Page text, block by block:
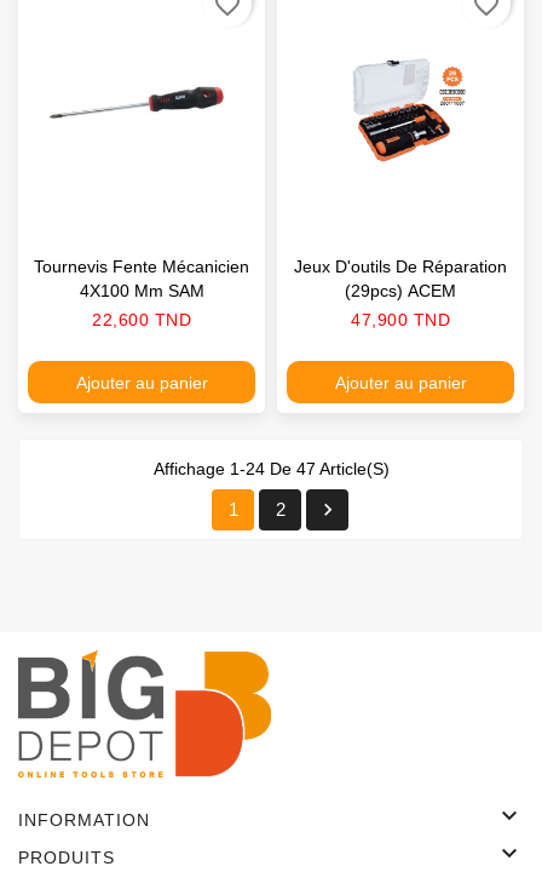
Tournevis Fente Mécanicien
4X100 Mm SAM
Prix
22,600 TND
Ajouter au panier
Jeux D'outils De Réparation
(29pcs) ACEM
Prix
47,900 TND
Ajouter au panier
Affichage 1-24 De 47 Article(s)
1 2 
INFORMATION 
PRODUITS 